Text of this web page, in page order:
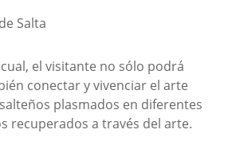
Salta
el visitante no sólo podrá
conectar y vivenciar el arte
plasmados en diferentes
recuperados a través del arte.